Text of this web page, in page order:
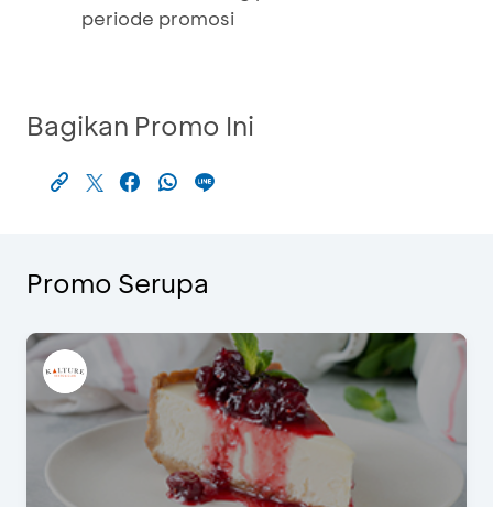
periode promosi
Bagikan Promo Ini
Promo Serupa